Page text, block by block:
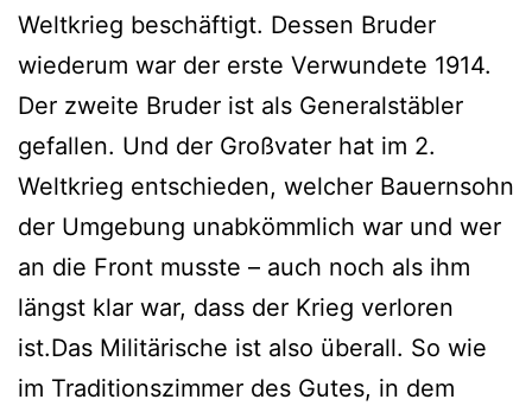
Weltkrieg beschäftigt. Dessen Bruder
wiederum war der erste Verwundete 1914.
Der zweite Bruder ist als Generalstäbler
gefallen. Und der Großvater hat im 2.
Weltkrieg entschieden, welcher Bauernsohn
der Umgebung unabkömmlich war und wer
an die Front musste – auch noch als ihm
längst klar war, dass der Krieg verloren
ist.Das Militärische ist also überall. So wie
im Traditionszimmer des Gutes, in dem